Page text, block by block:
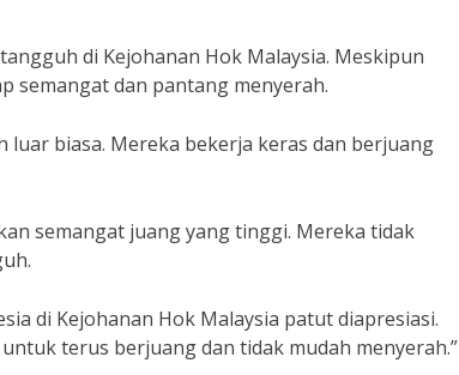
di Kejohanan Hok Malaysia. Meskipun
semangat dan pantang menyerah.
biasa. Mereka bekerja keras dan berjuang
semangat juang yang tinggi. Mereka tidak
di Kejohanan Hok Malaysia patut diapresiasi.
terus berjuang dan tidak mudah menyerah.”